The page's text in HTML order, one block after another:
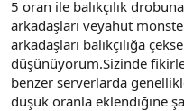
5 oran ile balıkçılık
arkadaşları veyahut
arkadaşları balıkçılığa
düşünüyorum.Sizinde
benzer serverlarda
düşük oranla eklendiğine